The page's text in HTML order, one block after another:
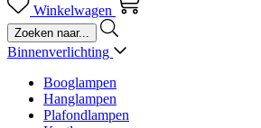
Winkelwagen
Binnenverlichting
Booglampen
Hanglampen
Plafondlampen